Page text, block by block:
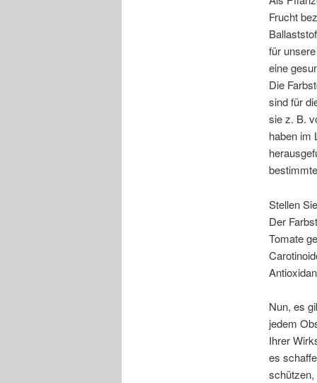
Frucht
für
eine
Die
sind für
sie z. B.
haben im
Stellen
Der
Tomate
Nun, es
jedem
Ihrer
es
schützen,